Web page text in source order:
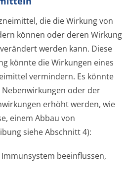
die die Wirkung von
können oder deren Wirkung
werden kann. Diese
könnte die Wirkungen eines
vermindern. Es könnte
oder der
erhöht werden, wie
einem Abbau von
siehe Abschnitt 4):
beeinflussen,